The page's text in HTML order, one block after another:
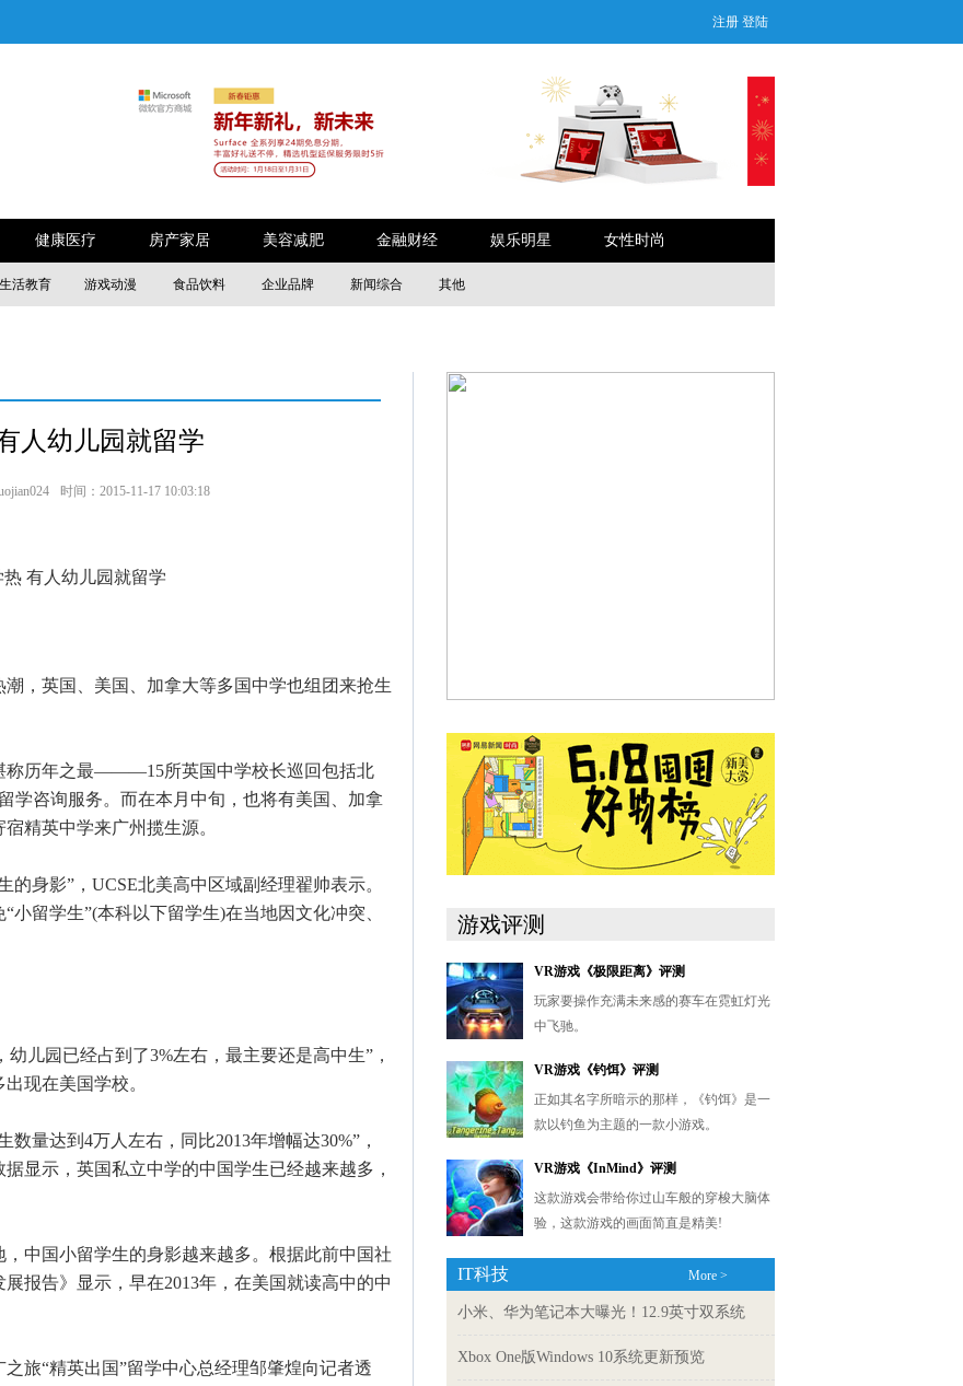
注册 登陆
健康医疗 房产家居 美容减肥 金融财经 娱乐明星 女性时尚
生活教育 游戏动漫 食品饮料 企业品牌 新闻综合 其他
人幼儿园就留学
时间：2015-11-17 10:03:18
英国、美国、加拿大等多国中学也组团来抢生
历年之最———15所英国中学校长巡回包括北
学咨询服务。而在本月中旬，也将有美国、加拿
精英中学来广州揽生源。
身影”，UCSE北美高中区域副经理翟帅表示。
留学生”(本科以下留学生)在当地因文化冲突、
园已经占到了3%左右，最主要还是高中生”，
现在美国学校。
量达到4万人左右，同比2013年增幅达30%”，
显示，英国私立中学的中国学生已经越来越多，
国小留学生的身影越来越多。根据此前中国社
报告》显示，早在2013年，在美国就读高中的中
“精英出国”留学中心总经理邹肇煌向记者透
IT科技 More >
小米、华为笔记本大曝光！12.9英寸双系统
Xbox One版Windows 10系统更新预览